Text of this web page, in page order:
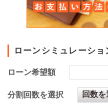
ローンシミュレーショ
ローン希望額
分割回数を選択